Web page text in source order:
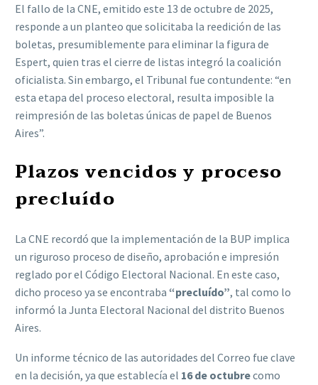
El fallo de la CNE, emitido este 13 de octubre de 2025,
responde a un planteo que solicitaba la reedición de las
boletas, presumiblemente para eliminar la figura de
Espert, quien tras el cierre de listas integró la coalición
oficialista. Sin embargo, el Tribunal fue contundente: “en
esta etapa del proceso electoral, resulta imposible la
reimpresión de las boletas únicas de papel de Buenos
Aires”.
Plazos vencidos y proceso
precluído
La CNE recordó que la implementación de la BUP implica
un riguroso proceso de diseño, aprobación e impresión
reglado por el Código Electoral Nacional. En este caso,
dicho proceso ya se encontraba “precluído”, tal como lo
informó la Junta Electoral Nacional del distrito Buenos
Aires.
Un informe técnico de las autoridades del Correo fue clave
en la decisión, ya que establecía el 16 de octubrecomo